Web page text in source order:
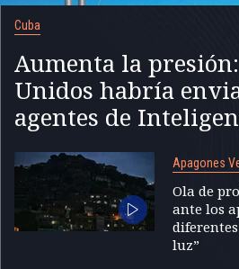
Cuba
Aumenta la
Unidos habría
agentes de
Apagones
Ola de
ante los
luz”